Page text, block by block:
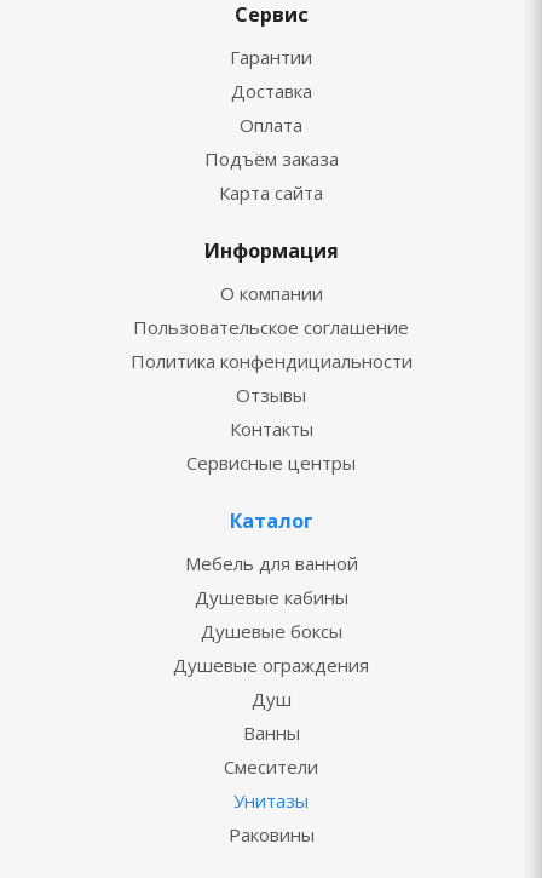
Сервис
Гарантии
Доставка
Оплата
Подъём заказа
Карта сайта
Информация
О компании
Пользовательское соглашение
Политика конфендициальности
Отзывы
Контакты
Сервисные центры
Каталог
Мебель для ванной
Душевые кабины
Душевые боксы
Душевые ограждения
Душ
Ванны
Смесители
Унитазы
Раковины